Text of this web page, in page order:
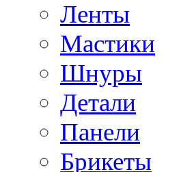
Ленты
Мастики
Шнуры
Детали
Панели
Брикеты